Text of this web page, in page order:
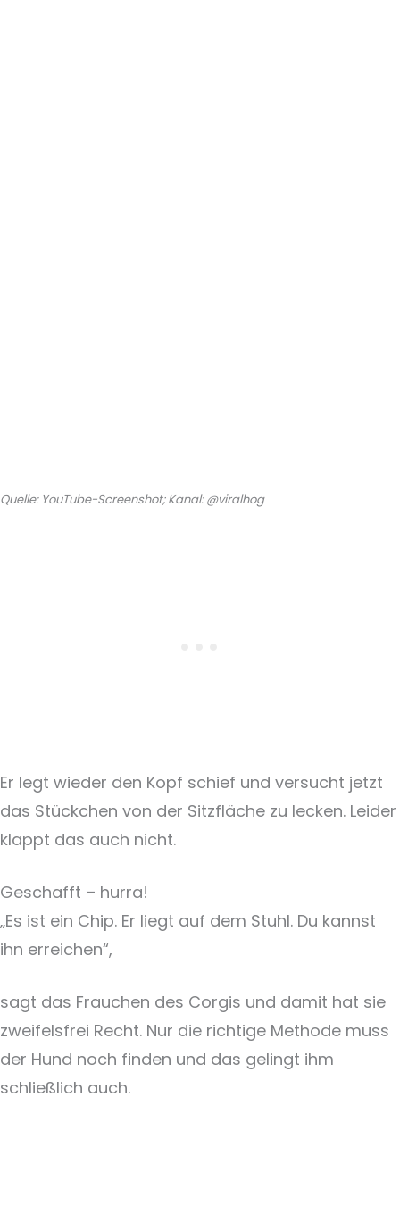
Quelle: YouTube-Screenshot; Kanal: @viralhog
Er legt wieder den Kopf schief und versucht jetzt
das Stückchen von der Sitzfläche zu lecken. Leider
klappt das auch nicht.
Geschafft – hurra!
„Es ist ein Chip. Er liegt auf dem Stuhl. Du kannst
ihn erreichen“,
sagt das Frauchen des Corgis und damit hat sie
zweifelsfrei Recht. Nur die richtige Methode muss
der Hund noch finden und das gelingt ihm
schließlich auch.